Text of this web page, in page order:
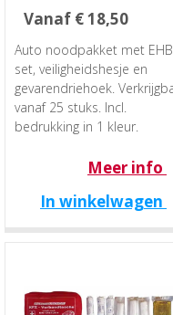
Vanaf €18,50
Meer info
In winkelwagen
Auto noodpakket met
set, veiligheidshesje en
gevarendriehoek.
vanaf 25 stuks. Incl.
bedrukking in 1 kleur.